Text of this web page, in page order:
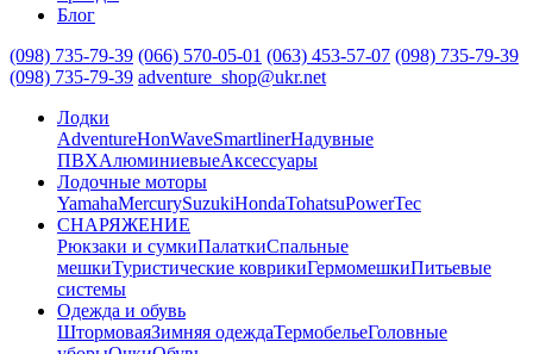
Блог
(098) 735-79-39 (066) 570-05-01 (063) 453-57-07 (098) 735-79-39
(098) 735-79-39 adventure_shop@ukr.net
Лодки
AdventureHonWaveSmartlinerНадувные
ПВХАлюминиевыеАксессуары
Лодочные моторы
YamahaMercurySuzukiHondaTohatsuPowerTec
СНАРЯЖЕНИЕ
Рюкзаки и сумкиПалаткиСпальные
мешкиТуристические коврикиГермомешкиПитьевые
системы
Одежда и обувь
ШтормоваяЗимняя одеждаТермобельеГоловные